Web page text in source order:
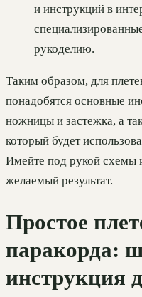
и инструкций в
рукоделию.
Таким образом, для
понадобятся основные
ножницы и застежка, а
который будет
Имейте под рукой схемы
желаемый результат.
Простое
паракорда:
инструкция